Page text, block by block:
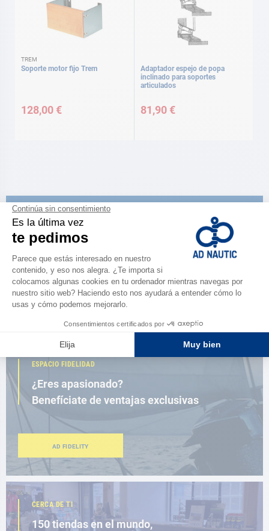
TREM
Soporte motor fijo Trem
128,00 €
Adaptador espejo de popa
inclinado para soportes
articulados
81,90 €
CATÁLOGO
la nueva guía AD 2026
NAVEGAR POR EL CATÁLOGO
ESPACIO FIDELIDAD
¿Eres apasionado?
Benefíciate de ventajas exclusivas
AD FIDELITY
CERCA DE TI
150 tiendas en el mundo,